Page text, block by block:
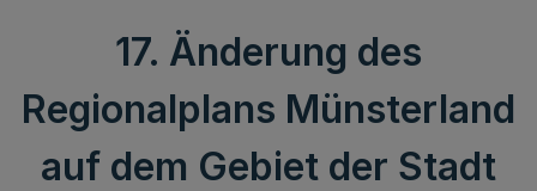
17. Änderung des
Regionalplans Münsterland
auf dem Gebiet der Stadt